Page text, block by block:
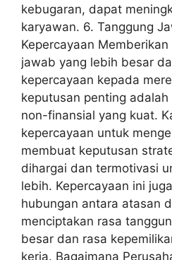
kebugaran, dapat
karyawan. 6. Tanggung
Kepercayaan
jawab yang lebih besar
kepercayaan kepada
keputusan penting
non-finansial yang kuat.
kepercayaan untuk
membuat keputusan
dihargai dan termotivasi
lebih. Kepercayaan ini
hubungan antara atasan
menciptakan rasa
besar dan rasa
kerja. Bagaimana